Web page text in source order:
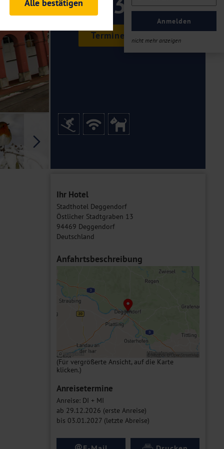
Anmelden
nicht mehr anzeigen
Termine & Preise
Ihr Hotel
Stadthotel Deggendorf
Östlicher Stadtgraben 13
94469 Deggendorf
Deutschland
Anfahrtsbeschreibung
(Für vergrößerte Ansicht, auf die Karte
klicken.)
Anreisetermine
Anreise: DI + MI
ab 29.12.2026 (erste Anreise)
bis 03.01.2027 (letzte Abreise)
@
und Analysen. Mithilfe
Auftritts ermitteln und
es zu einer Drittlands
Daten finden Sie in unseren
Alle bestätigen